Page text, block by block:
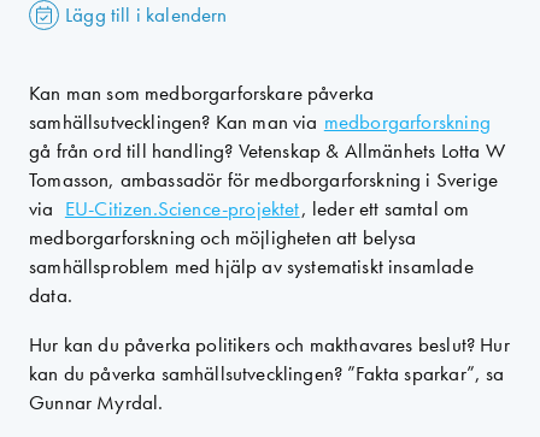
Lägg till i kalendern
Kan man som medborgarforskare påverka
samhällsutvecklingen? Kan man via medborgarforskning
gå från ord till handling? Vetenskap & Allmänhets Lotta W
Tomasson, ambassadör för medborgarforskning i Sverige
via EU-Citizen.Science-projektet, leder ett samtal om
medborgarforskning och möjligheten att belysa
samhällsproblem med hjälp av systematiskt insamlade
data.
Hur kan du påverka politikers och makthavares beslut? Hur
kan du påverka samhällsutvecklingen? ”Fakta sparkar”, sa
Gunnar Myrdal.